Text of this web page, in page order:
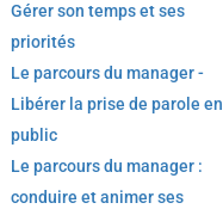
Gérer son temps et ses
priorités
Le parcours du manager -
Libérer la prise de parole en
public
Le parcours du manager :
conduire et animer ses